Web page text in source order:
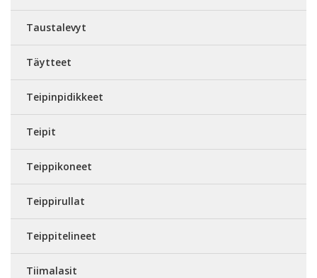
Taustalevyt
Täytteet
Teipinpidikkeet
Teipit
Teippikoneet
Teippirullat
Teippitelineet
Tiimalasit